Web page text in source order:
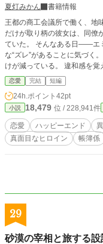
夏灯みかん
書籍情報
王都の商工会議所で働く、地
だけが取り柄の彼女は、同僚
ていた。 そんなある日――エ
な“ズレ”があることに気づく。 数量は合っている。 だが、なぜか中身の重量だ
けが減っている。 違和感を覚えたエミリーは、自ら倉庫へ足を運び、現物を確
認する。 そこで見つけたのは、
その矢先――不正の責任を押
う。 それでもエミリーは諦めない。ただ一つ、自分が積み上げてきた“記録”を信
じて。 「では、正式な監査をお願いいたします」 やがてその記録は、王宮の政
務監査官リオンの目に留まり
て、彼女を軽んじていた者たちは
味で目立たなかった一人の帳
恋愛 完結 短編
24h.ポイント 42pt
小説 18,479 位 / 228,941件
恋愛 ハッピーエンド
真面目なヒロイン
帳簿係
29
砂漠の宰相と旅する設